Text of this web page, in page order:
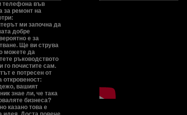
телефона във
за ремонт на
ми започна да
добре
е за
Ще ви струва
можете да
ръководството
го почистите сам.
е потресен от
откровеност:
вашият
знае ли, че така
бизнеса?
казано това е